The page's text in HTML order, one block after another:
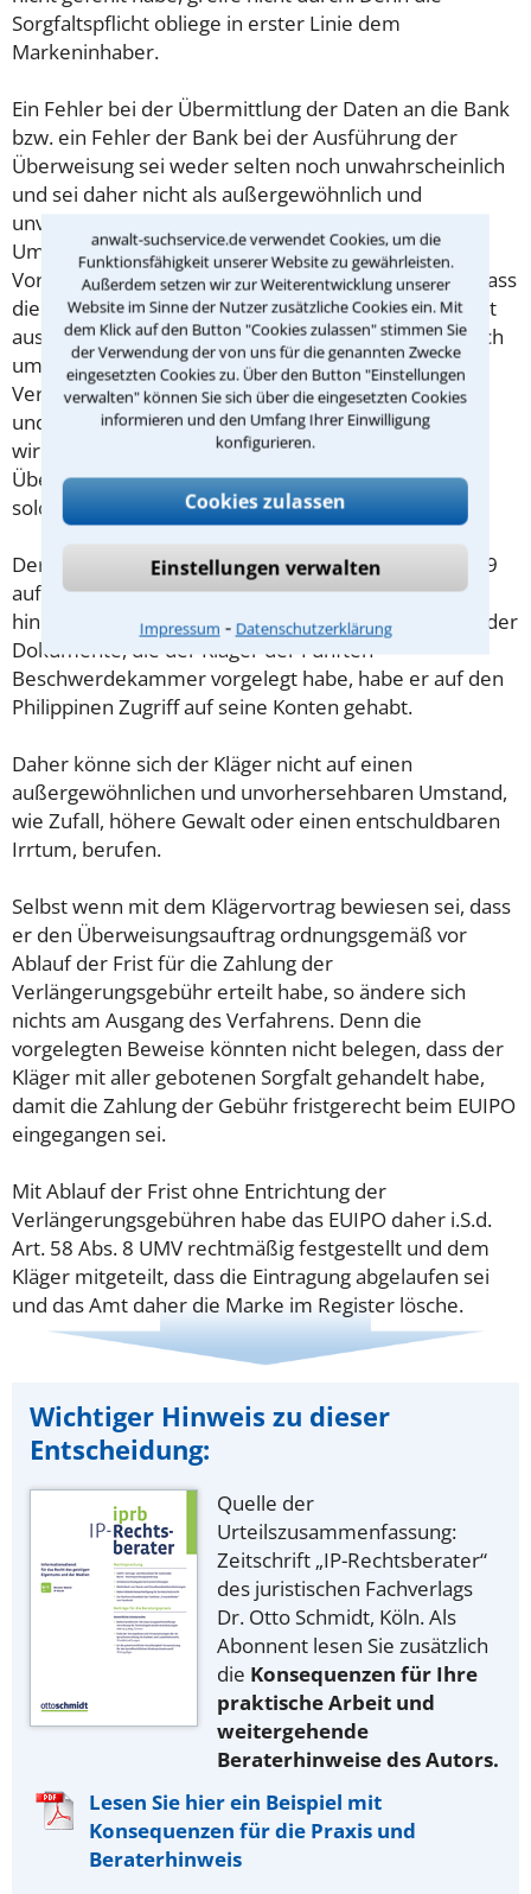
anwalt-suchservice.de verwendet Cookies, um die
Funktionsfähigkeit unserer Website zu gewährleisten.
Außerdem setzen wir zur Weiterentwicklung unserer
Website im Sinne der Nutzer zusätzliche Cookies ein. Mit
dem Klick auf den Button "Cookies zulassen" stimmen Sie
der Verwendung der von uns für die genannten Zwecke
eingesetzten Cookies zu. Über den Button "Einstellungen
verwalten" können Sie sich über die eingesetzten Cookies
informieren und den Umfang Ihrer Einwilligung
konfigurieren.
Cookies zulassen
Einstellungen verwalten
Impressum ⁃ Datenschutzerklärung
Sorgfaltspflicht obliege in erster Linie dem
Markeninhaber.
Ein Fehler bei der Übermittlung der Daten an die Bank
bzw. ein Fehler der Bank bei der Ausführung der
Überweisung sei weder selten noch unwahrscheinlich
und sei daher nicht als außergewöhnlich und
unvorhersehbar anzusehen. Der Kläger hätte diese
Umstände vorhersehen und die erforderliche
Vorsorge treffen müsse, um sich zu vergewissern, dass
die Zahlung innerhalb der vom EUIPO gesetzten Frist
ausgeführt werde. Dies gelte erst Recht, wenn es sich
um einen bedeutsamen Vorgang – nämlich die
Verlängerung der Eintragung einer Marke – handele
und die erste Frist bereits versäumt worden sei. Ein
wirksames System zur internen Kontrolle und
Überwachung der Einhaltung von Fristen hätte eine
solche Prüfung umfassen müssen.
Der Umstand, dass sich der Kläger ab dem 6.12.2019
auf den Philippinen befand, stelle zudem keine
hinreichende Entschuldigung dar. Denn ausweislich der
Dokumente, die der Kläger der Fünften
Beschwerdekammer vorgelegt habe, habe er auf den
Philippinen Zugriff auf seine Konten gehabt.
Daher könne sich der Kläger nicht auf einen
außergewöhnlichen und unvorhersehbaren Umstand,
wie Zufall, höhere Gewalt oder einen entschuldbaren
Irrtum, berufen.
Selbst wenn mit dem Klägervortrag bewiesen sei, dass
er den Überweisungsauftrag ordnungsgemäß vor
Ablauf der Frist für die Zahlung der
Verlängerungsgebühr erteilt habe, so ändere sich
nichts am Ausgang des Verfahrens. Denn die
vorgelegten Beweise könnten nicht belegen, dass der
Kläger mit aller gebotenen Sorgfalt gehandelt habe,
damit die Zahlung der Gebühr fristgerecht beim EUIPO
eingegangen sei.
Mit Ablauf der Frist ohne Entrichtung der
Verlängerungsgebühren habe das EUIPO daher i.S.d.
Art. 58 Abs. 8 UMV rechtmäßig festgestellt und dem
Kläger mitgeteilt, dass die Eintragung abgelaufen sei
und das Amt daher die Marke im Register lösche.
Wichtiger Hinweis zu dieser
Entscheidung:
Quelle der
Urteilszusammenfassung:
Zeitschrift „IP-Rechtsberater“
des juristischen Fachverlags
Dr. Otto Schmidt, Köln. Als
Abonnent lesen Sie zusätzlich
die Konsequenzen für Ihre
praktische Arbeit und
weitergehende
Beraterhinweise des Autors.
Lesen Sie hier ein Beispiel mit
Konsequenzen für die Praxis und
Beraterhinweis